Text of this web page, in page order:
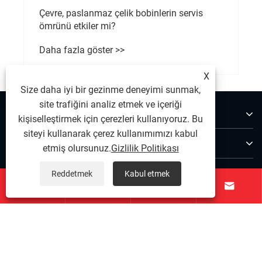
Çevre, paslanmaz çelik bobinlerin servis
ömrünü etkiler mi?
Daha fazla göster >>
Hakkımızda
Ürünler
Bize Ulaşın
BİZİ TAKİP EDİN
 
X
Size daha iyi bir gezinme deneyimi sunmak,
site trafiğini analiz etmek ve içeriği
kişiselleştirmek için çerezleri kullanıyoruz. Bu
siteyi kullanarak çerez kullanımımızı kabul
etmiş olursunuz.Gizlilik Politikası
Reddetmek Kabul etmek